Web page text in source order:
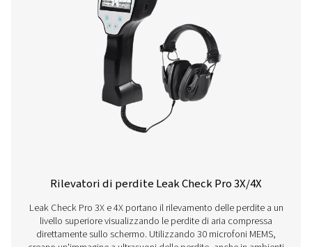
Rilevatori di perdite Controllo Perdite Pro
vuoto. Grazie al rilevamento preciso delle perdite, alle
integrate e al calcolo delle perdite, supportano una
tempestiva e il risparmio energetico.